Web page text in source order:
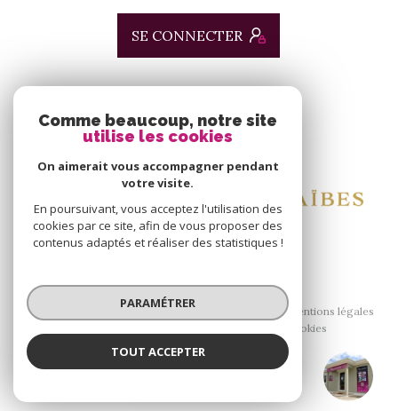
Agence ALIAS Immobilier
SE CONNECTER
Nous adhérons
© 2026 | Tous droits réservés
Nos honoraires
Nos partenaires
Mentions légales
Cookies
Comme beaucoup, notre site
utilise les cookies
On aimerait vous accompagner pendant
votre visite.
En poursuivant, vous acceptez l'utilisation des
cookies par ce site, afin de vous proposer des
contenus adaptés et réaliser des statistiques !
PARAMÉTRER
TOUT ACCEPTER